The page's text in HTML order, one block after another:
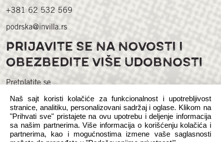
+381 62 532 569
podrska@invilla.rs
PRIJAVITE SE NA NOVOSTI I
OBEZBEDITE VIŠE UDOBNOSTI
Pretplatite se
Naš sajt koristi kolačiće za funkcionalnost i upotrebljivost
stranice, analitiku, personalizovani sadržaj i oglase. Klikom na
"Prihvati sve" pristajete na ovu upotrebu i deljenje informacija
sa našim partnerima. Više informacija o korišćenju kolačića i
partnerima, kao i mogućnostima izmene vaše saglasnosti